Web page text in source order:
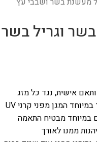
וגריל בשר
אישית, נגד כל מזג
אוויר. הכיסוי המקצועי עשוי מחומר עמיד במיוחד המגן מפני קרני UV
במיוחד מבטיח התאמה
ממנו לאורך